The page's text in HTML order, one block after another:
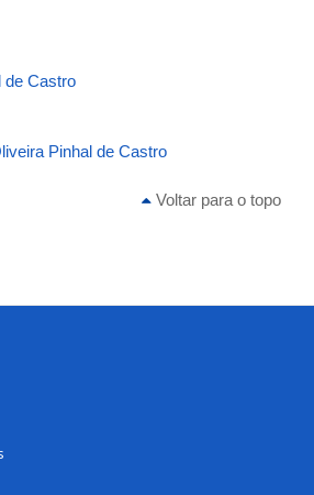
de Castro
Pinhal de Castro
Voltar para o topo